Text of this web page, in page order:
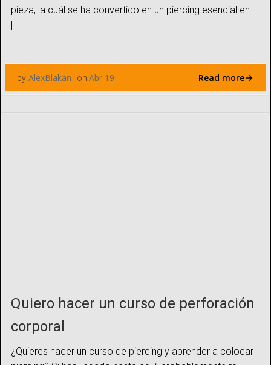
pieza, la cuál se ha convertido en un piercing esencial en
[…]
by AlexBlakan on Abr 19 Read more
Quiero hacer un curso de perforación
corporal
¿Quieres hacer un curso de piercing y aprender a colocar